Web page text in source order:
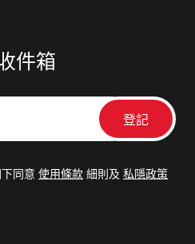
件箱
同意 使用條款 細則及 私隱政策